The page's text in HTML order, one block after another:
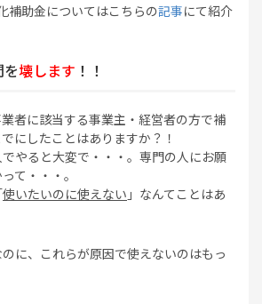
補助金についてはこちらの記事にて紹介
壊します ！！
者に該当する事業主・経営者の方で補
にしたことはありますか？！
やると大変で・・・。専門の人にお願
て・・・。
使いたいのに使えない 」なんてことはあ
に、これらが原因で使えないのはもっ